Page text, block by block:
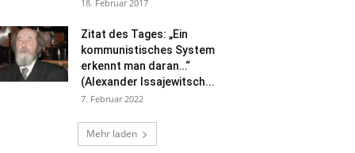
18. Februar 2017
Zitat des Tages: „Ein
kommunistisches System
erkennt man daran…“
(Alexander Issajewitsch...
7. Februar 2022
Mehr laden